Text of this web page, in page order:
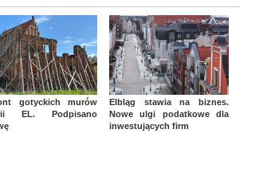
gotyckich murów
EL. Podpisano
Elbląg stawia na biznes.
Nowe ulgi podatkowe dla
inwestujących firm